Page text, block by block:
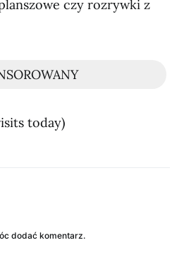
czy rozrywki z
today)
dodać komentarz.